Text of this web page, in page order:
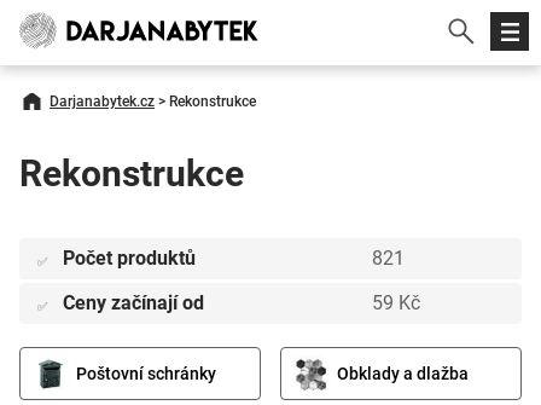
Darjanabytek.cz > Rekonstrukce
Rekonstrukce
✅ Počet produktů 821
✅ Ceny začínají od 59 Kč
Poštovní schránky Obklady a dlažba